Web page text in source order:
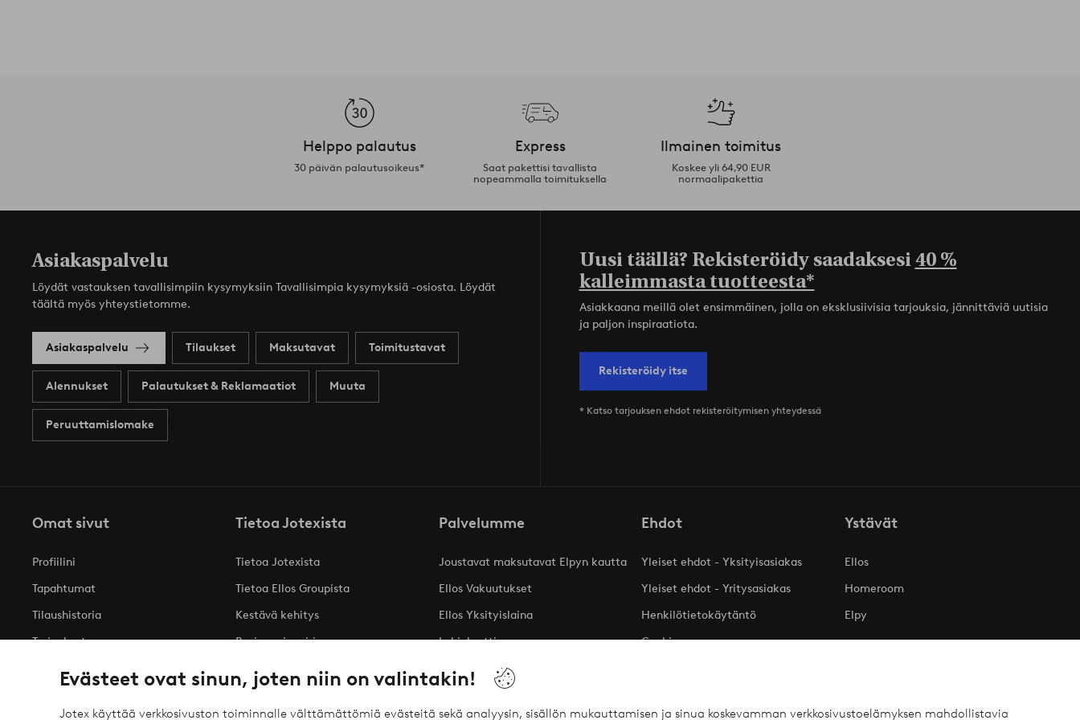
Evästeet ovat sinun, joten niin on valintakin!
Jotex käyttää verkkosivuston toiminnalle välttämättömiä evästeitä sekä analyysin, sisällön mukauttamisen ja sinua koskevamman verkkosivustoelämyksen mahdollistavia
Helppo palautus
30 päivän palautusoikeus*
Express
Saat pakettisi tavallista
nopeammalla toimituksella
Ilmainen toimitus
Koskee yli 64,90 EUR
normaalipakettia
Asiakaspalvelu
Löydät vastauksen tavallisimpiin kysymyksiin Tavallisimpia kysymyksiä -osiosta. Löydät
täältä myös yhteystietomme.
Asiakaspalvelu Tilaukset Maksutavat Toimitustavat
Alennukset Palautukset & Reklamaatiot Muuta
Peruuttamislomake
Uusi täällä? Rekisteröidy saadaksesi40 %
kalleimmasta tuotteesta*
Asiakkaana meillä olet ensimmäinen, jolla on eksklusiivisia tarjouksia, jännittäviä uutisia
ja paljon inspiraatiota.
Rekisteröidy itse
* Katso tarjouksen ehdot rekisteröitymisen yhteydessä
Omat sivut
Profiilini
Tapahtumat
Tilaushistoria
Tarjoukset
Tietoa Jotexista
Tietoa Jotexista
Tietoa Ellos Groupista
Kestävä kehitys
Business inquiries
Saavutettavuusseloste
Palvelumme
Joustavat maksutavat Elpyn kautta
Ellos Vakuutukset
Ellos Yksityislaina
Lahjakortti
Ehdot
Yleiset ehdot - Yksityisasiakas
Yleiset ehdot - Yritysasiakas
Henkilötietokäytäntö
Cookies
Ystävät
Ellos
Homeroom
Elpy